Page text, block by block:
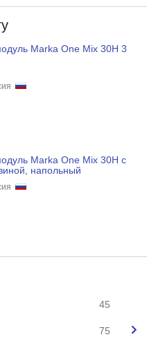
Marka One Mix 30Н 3
Marka One Mix 30Н с
напольный
45
75